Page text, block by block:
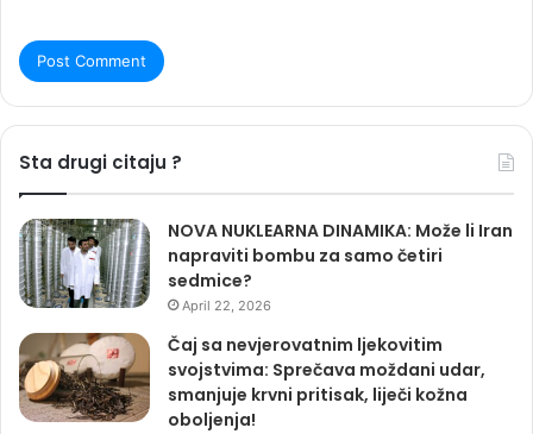
Sta drugi citaju ?
NOVA NUKLEARNA DINAMIKA: Može li Iran
napraviti bombu za samo četiri
sedmice?
April 22, 2026
Čaj sa nevjerovatnim ljekovitim
svojstvima: Sprečava moždani udar,
smanjuje krvni pritisak, liječi kožna
oboljenja!